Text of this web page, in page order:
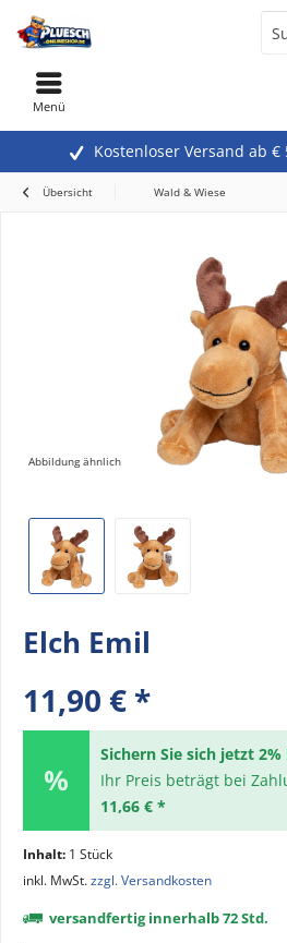
Kostenloser Versand ab
Menü
Übersicht Wald & Wiese
Abbildung ähnlich
Elch Emil
11,90 € *
Sichern Sie sich jetzt 2%
Ihr Preis beträgt bei
11,66 € *
Inhalt: 1 Stück
inkl. MwSt.zzgl. Versandkosten
versandfertig innerhalb 72 Std.